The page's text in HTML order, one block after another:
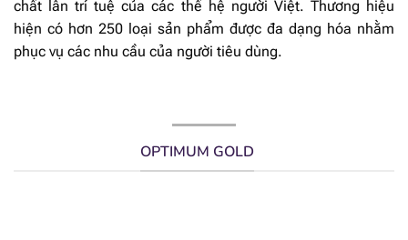
chất lẫn trí tuệ của các thế hệ người Việt. Thương hiệu
hiện có hơn 250 loại sản phẩm được đa dạng hóa nhằm
phục vụ các nhu cầu của người tiêu dùng.
OPTIMUM GOLD